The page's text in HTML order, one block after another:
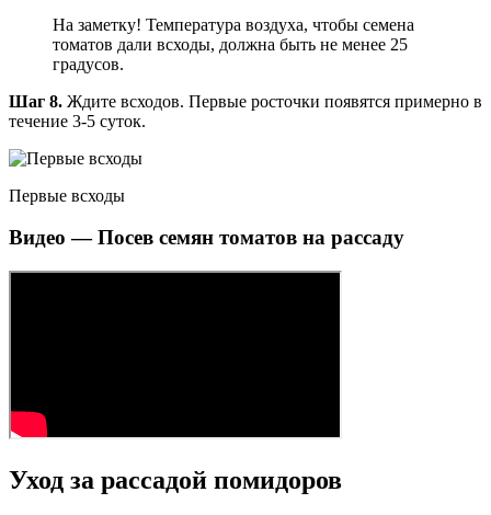
На заметку! Температура воздуха, чтобы семена
томатов дали всходы, должна быть не менее 25
градусов.
Шаг 8. Ждите всходов. Первые росточки появятся примерно в
течение 3-5 суток.
Первые всходы
Видео — Посев семян томатов на рассаду
Уход за рассадой помидоров